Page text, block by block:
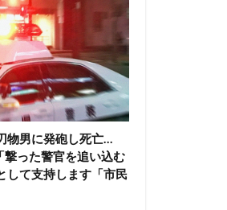
男に発砲し死亡…
撃った警官を追い込む
して支持します「市民